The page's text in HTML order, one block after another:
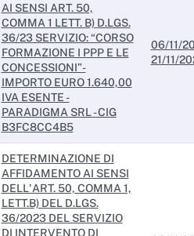
AI SENSI ART. 50,
COMMA 1 LETT. B) D.LGS.
36/23 SERVIZIO: “CORSO
FORMAZIONE I PPP E LE
CONCESSIONI”-
IMPORTO EURO 1.640,00
IVA ESENTE -
PARADIGMA SRL - CIG
B3FC8CC4B5
06/11/
21/11/
DETERMINAZIONE DI
AFFIDAMENTO AI SENSI
DELL'ART. 50, COMMA 1,
LETT.B) DEL D.LGS.
36/2023 DEL SERVIZIO
DI INTERVENTO DI